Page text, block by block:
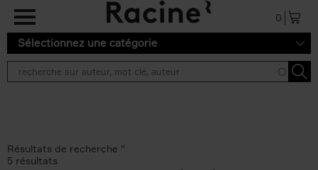
Aller au contenu principal
0
Sélectionnez une catégorie
Résultats de recherche ''
5 résultats